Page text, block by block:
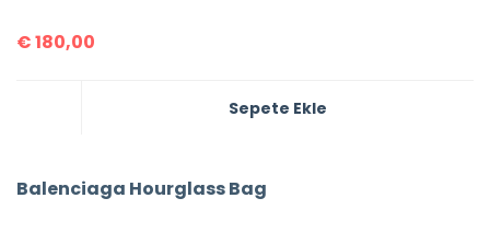
€180,00
Sepete Ekle
Balenciaga Hourglass Bag